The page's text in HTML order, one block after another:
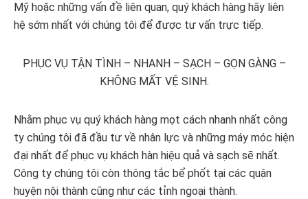
Mỹ hoặc những vấn đề liên quan, quý khách hàng hãy liên
hệ sớm nhất với chúng tôi để được tư vấn trực tiếp.
PHỤC VỤ TẬN TÌNH – NHANH – SẠCH – GỌN GÀNG –
KHÔNG MẤT VỆ SINH.
Nhằm phục vụ quý khách hàng mọt cách nhanh nhất công
ty chúng tôi đã đầu tư về nhân lực và những máy móc hiện
đại nhất để phục vụ khách hàn hiệu quả và sạch sẽ nhất.
Công ty chúng tôi còn thông tắc bể phốt tại các quận
huyện nội thành cũng như các tỉnh ngoại thành.